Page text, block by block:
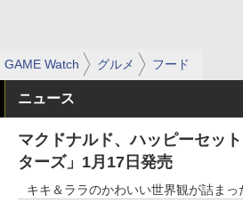
GAME Watch グルメ フード
ニュース
マクドナルド、ハッピーセッ
ターズ」1月17日発売
キキ＆ララのかわいい世界観が詰ま